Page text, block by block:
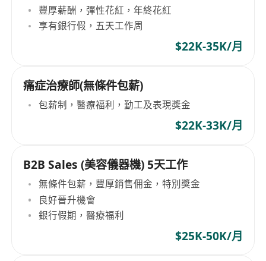
豐厚薪酬，彈性花紅，年終花紅
享有銀行假，五天工作周
$22K-35K/月
痛症治療師(無條件包薪)
包薪制，醫療福利，勤工及表現獎金
$22K-33K/月
B2B Sales (美容儀器機) 5天工作
無條件包薪，豐厚銷售佣金，特別獎金
良好晉升機會
銀行假期，醫療福利
$25K-50K/月